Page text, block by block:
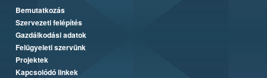
Bemutatkozás
Szervezeti felépítés
Gazdálkodási adatok
Felügyeleti szervünk
Projektek
Kapcsolódó linkek